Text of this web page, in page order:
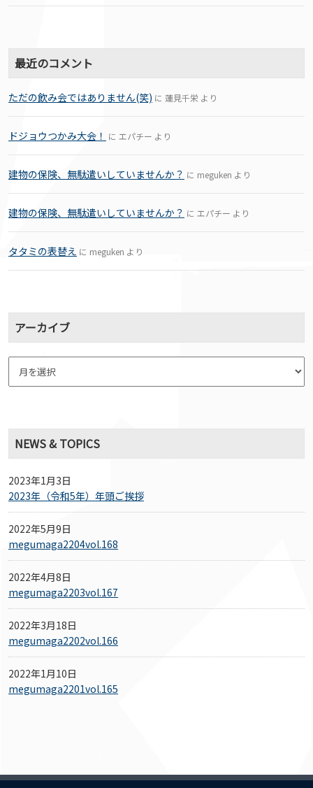
最近のコメント
ただの飲み会ではありません(笑) に 蓮見千栄 より
ドジョウつかみ大会！ に エパチー より
建物の保険、無駄遣いしていませんか？ に meguken より
建物の保険、無駄遣いしていませんか？ に エパチー より
タタミの表替え に meguken より
アーカイブ
NEWS & TOPICS
2023年1月3日
2023年（令和5年）年頭ご挨拶
2022年5月9日
megumaga2204vol.168
2022年4月8日
megumaga2203vol.167
2022年3月18日
megumaga2202vol.166
2022年1月10日
megumaga2201vol.165